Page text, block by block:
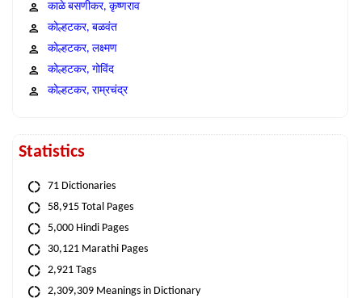
काळे बसणीकर, कृष्णराव
कोल्हटकर, बळवंत
कोल्हटकर, लक्ष्मण
कोल्हटकर, गोविंद
कोल्हटकर, राम्रचंद्र
Statistics
71 Dictionaries
58,915 Total Pages
5,000 Hindi Pages
30,121 Marathi Pages
2,921 Tags
2,309,309 Meanings in Dictionary